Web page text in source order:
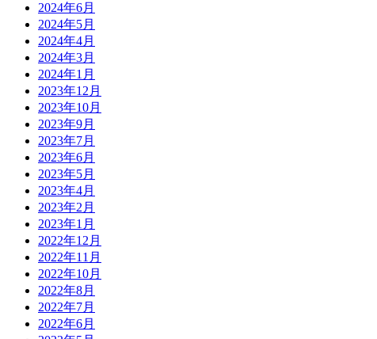
2024年6月
2024年5月
2024年4月
2024年3月
2024年1月
2023年12月
2023年10月
2023年9月
2023年7月
2023年6月
2023年5月
2023年4月
2023年2月
2023年1月
2022年12月
2022年11月
2022年10月
2022年8月
2022年7月
2022年6月